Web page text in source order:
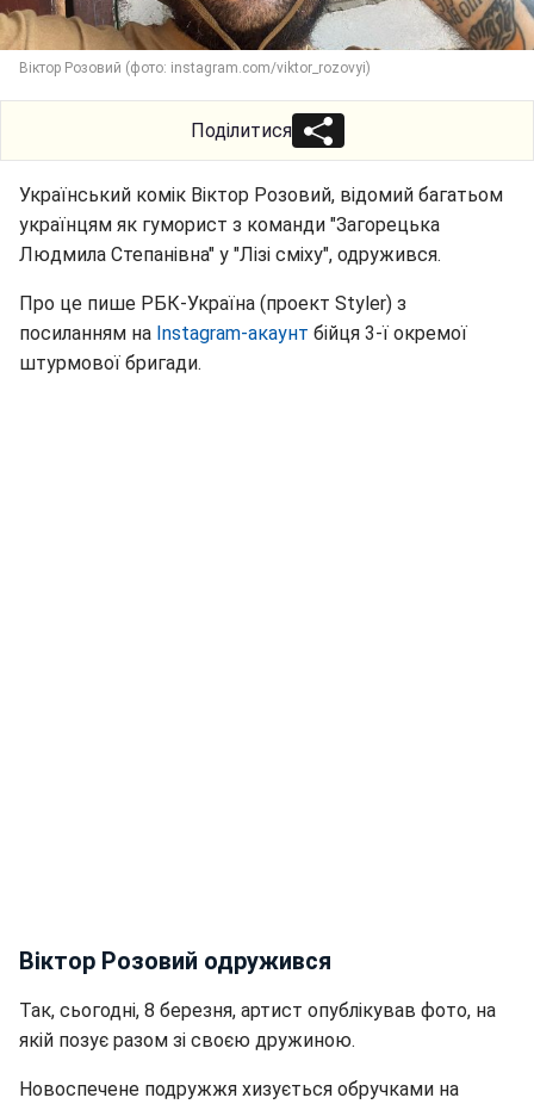
Віктор Розовий (фото: instagram.com/viktor_rozovyi)
Поділитися
Український комік Віктор Розовий, відомий багатьом
українцям як гуморист з команди "Загорецька
Людмила Степанівна" у "Лізі сміху", одружився.
Про це пише РБК-Україна (проект Styler) з
посиланням на Instagram-акаунт бійця 3-ї окремої
штурмової бригади.
Віктор Розовий одружився
Так, сьогодні, 8 березня, артист опублікував фото, на
якій позує разом зі своєю дружиною.
Новоспечене подружжя хизується обручками на